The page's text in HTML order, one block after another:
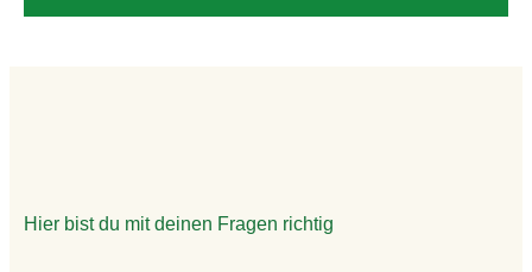
Hier bist du mit deinen Fragen richtig